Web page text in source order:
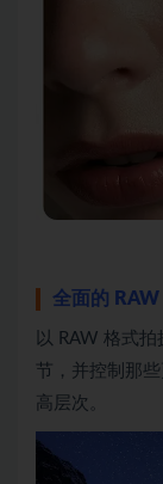
全面的 RAW
以 RAW 格式
节，并控制那
高层次。